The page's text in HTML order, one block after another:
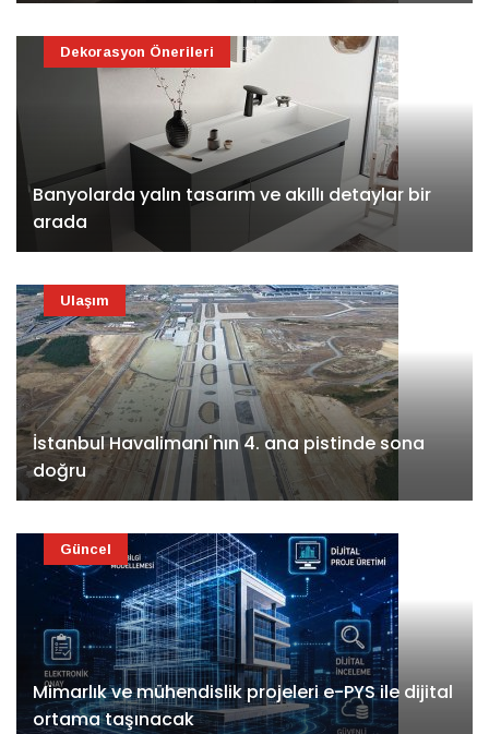
Banyolarda yalın tasarım ve akıllı detaylar bir
arada
Dekorasyon Önerileri
İstanbul Havalimanı'nın 4. ana pistinde sona
doğru
Ulaşım
Mimarlık ve mühendislik projeleri e-PYS ile dijital
ortama taşınacak
Güncel